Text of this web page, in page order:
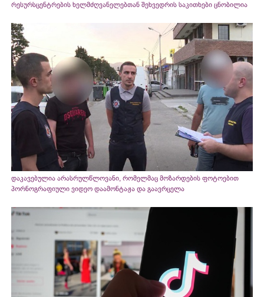
რესურსცენტრების ხელმძღვანელებთან შეხვედრის საკითხები ცნობილია
დაკავებულია არასრულწლოვანი, რომელმაც მოზარდების ფოტოებით
პორნოგრაფიული ვიდეო დაამონტაჟა და გაავრცელა